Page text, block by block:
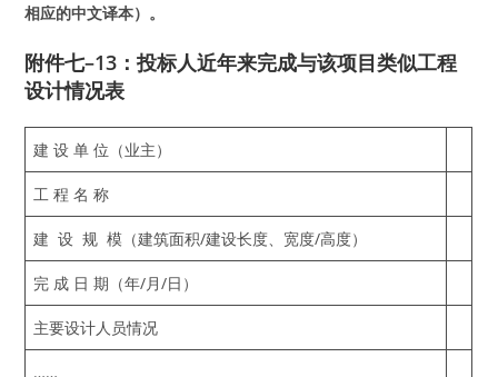
相应的中文译本）。
附件七–13：投标人近年来完成与该项目类似工程
设计情况表
建 设 单 位（业主）
工 程 名 称
建 设 规 模（建筑面积/建设长度、宽度/高度）
完 成 日 期（年/月/日）
主要设计人员情况
……